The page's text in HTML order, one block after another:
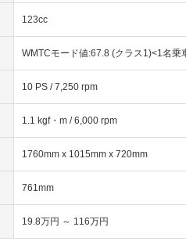
123cc
WMTCモード値:67.8 (クラス1)<1名乗
10 PS / 7,250 rpm
1.1 kgf・m / 6,000 rpm
1760mm x 1015mm x 720mm
761mm
19.8万円 ～ 116万円